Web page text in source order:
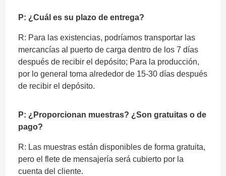
P: ¿Cuál es su plazo de entrega?
R: Para las existencias, podríamos transportar las
mercancías al puerto de carga dentro de los 7 días
después de recibir el depósito; Para la producción,
por lo general toma alrededor de 15-30 días después
de recibir el depósito.
P: ¿Proporcionan muestras? ¿Son gratuitas o de
pago?
R: Las muestras están disponibles de forma gratuita,
pero el flete de mensajería será cubierto por la
cuenta del cliente.